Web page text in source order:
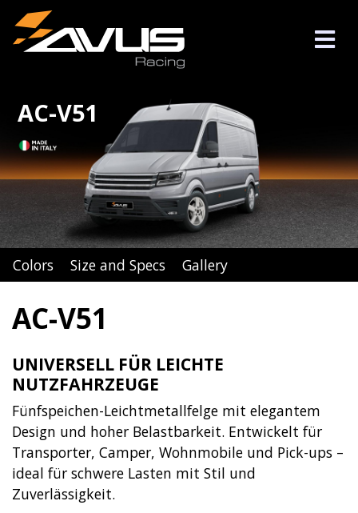
AC-V51
Colors Size and Specs Gallery
AC-V51
UNIVERSELL FÜR LEICHTE
NUTZFAHRZEUGE
Fünfspeichen-Leichtmetallfelge mit elegantem
Design und hoher Belastbarkeit. Entwickelt für
Transporter, Camper, Wohnmobile und Pick-ups –
ideal für schwere Lasten mit Stil und
Zuverlässigkeit.